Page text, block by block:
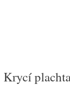
Krycí